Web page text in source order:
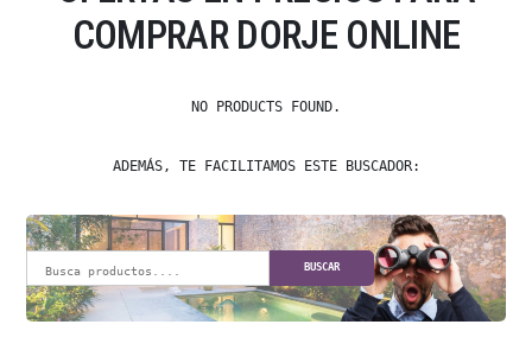
COMPRAR DORJE ONLINE
NO PRODUCTS FOUND.
ADEMÁS, TE FACILITAMOS ESTE BUSCADOR:
BUSCAR